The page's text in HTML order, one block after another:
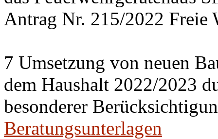
Antrag Nr. 215/2022 Freie
7 Umsetzung von neuen
dem Haushalt 2022/2023
besonderer
Beratungsunterlagen